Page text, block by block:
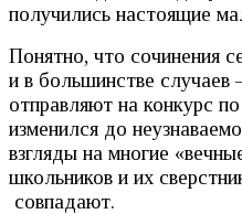
получились настоящие
Понятно, что сочинения
и в большинстве случаев
отправляют на конкурс
изменился до
взгляды на многие
школьников и их
совпадают.